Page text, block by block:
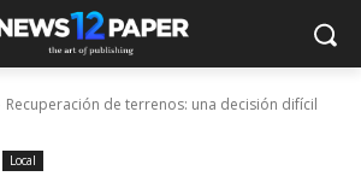
Recuperación de terrenos: una decisión difícil
Local